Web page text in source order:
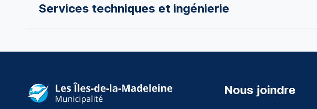
Services techniques et ingénierie
Nous joindre